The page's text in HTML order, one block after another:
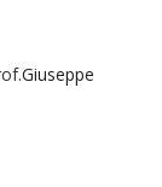
Giuseppe